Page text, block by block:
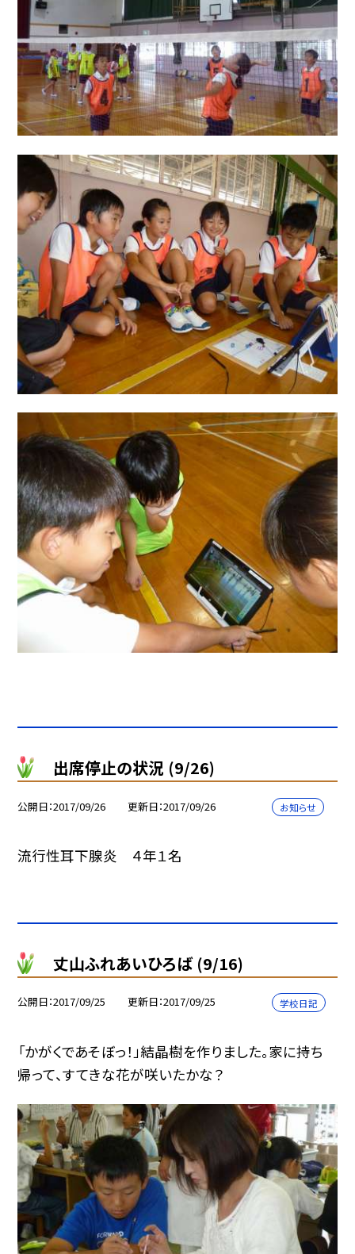
出席停止の状況 (9/26)
公開日 2017/09/26 更新日 2017/09/26 お知らせ
流行性耳下腺炎 ４年１名
丈山ふれあいひろば (9/16)
公開日 2017/09/25 更新日 2017/09/25 学校日記
「かがくであそぼっ！」結晶樹を作りました。家に持ち
帰って、すてきな花が咲いたかな？